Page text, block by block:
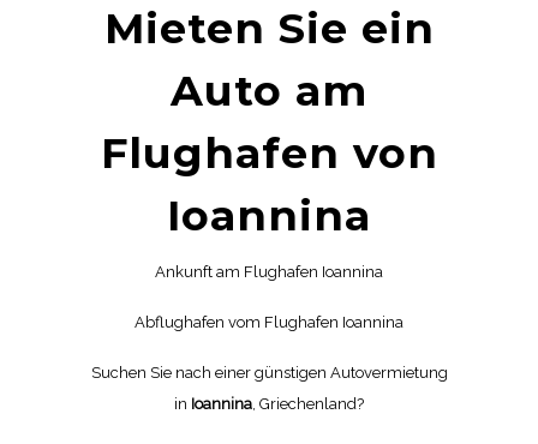
Mieten Sie ein
Auto am
Flughafen von
Ioannina
Ankunft am Flughafen Ioannina
Abflughafen vom Flughafen Ioannina
Suchen Sie nach einer günstigen Autovermietung
in Ioannina , Griechenland?